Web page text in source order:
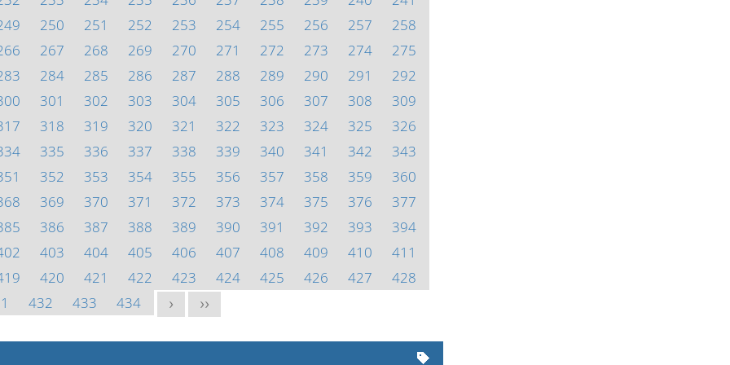
250 251 252 253 254 255 256 257
258
267 268 269 270 271 272 273 274
275
284 285 286 287 288 289 290 291
292
301 302 303 304 305 306 307 308
309
318 319 320 321 322 323 324 325
326
335 336 337 338 339 340 341 342
343
352 353 354 355 356 357 358 359
360
369 370 371 372 373 374 375 376
377
386 387 388 389 390 391 392 393
394
403 404 405 406 407 408 409 410
411
420 421 422 423 424 425 426 427
428
432 433 434 > >>